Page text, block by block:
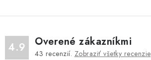
4.9 Overené zákazníkmi
43 recenzií. Zobraziť všetky recenzie